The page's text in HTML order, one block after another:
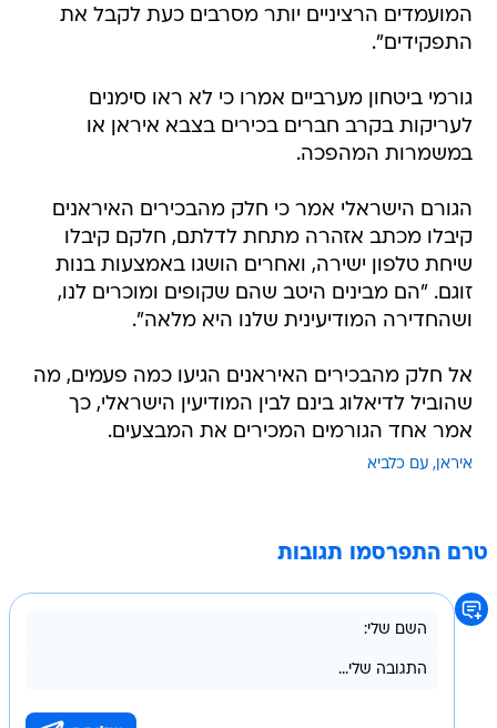
המועמדים הרציניים יותר מסרבים כעת לקבל את
התפקידים".
גורמי ביטחון מערביים אמרו כי לא ראו סימנים
לעריקות בקרב חברים בכירים בצבא איראן או
במשמרות המהפכה.
הגורם הישראלי אמר כי חלק מהבכירים האיראנים
קיבלו מכתב אזהרה מתחת לדלתם, חלקם קיבלו
שיחת טלפון ישירה, ואחרים הושגו באמצעות בנות
זוגם. "הם מבינים היטב שהם שקופים ומוכרים לנו,
ושהחדירה המודיעינית שלנו היא מלאה".
אל חלק מהבכירים האיראנים הגיעו כמה פעמים, מה
שהוביל לדיאלוג בינם לבין המודיעין הישראלי, כך
אמר אחד הגורמים המכירים את המבצעים.
איראן עם כלביא
טרם התפרסמו תגובות